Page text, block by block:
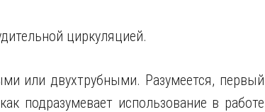
циркуляцией.
или двухтрубными. Разумеется, первый
подразумевает использование в работе